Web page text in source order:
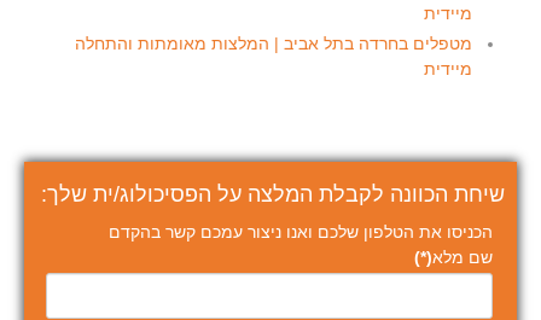
מיידית
מטפלים בחרדה בתל אביב | המלצות מאומתות והתחלה
מיידית
שיחת הכוונה לקבלת המלצה על הפסיכולוג/ית שלך:
הכניסו את הטלפון שלכם ואנו ניצור עמכם קשר בהקדם
שם מלא(*)